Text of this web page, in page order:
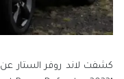
كشفت لاند روفر الستار عن